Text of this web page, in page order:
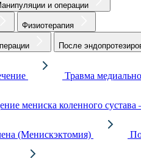
и операции
Физиотерапия
После
Травма
мениска коленного сустава
(Менискэктомия)